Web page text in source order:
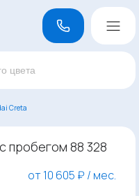
Creta
пробегом 88 328
от 10 605 ₽ / мес.